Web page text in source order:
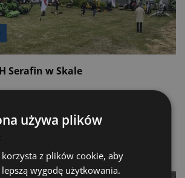
Serafin w Skale
po trzyletniej przerwie
Covid-19, odbyła się kolejna, już
w firmie Serafin. Spotkanie
w oddziale firmy w miejscowości
Na miejscu odbyła się prezentacja
używa plików
korzysta z plików cookie, aby
wygodę użytkowania.